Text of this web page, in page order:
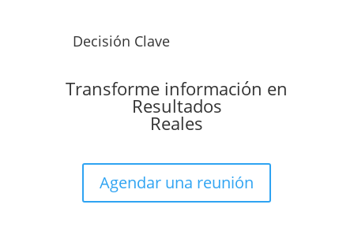
Decisión Clave
Transforme información en
Resultados
Reales
Agendar una reunión